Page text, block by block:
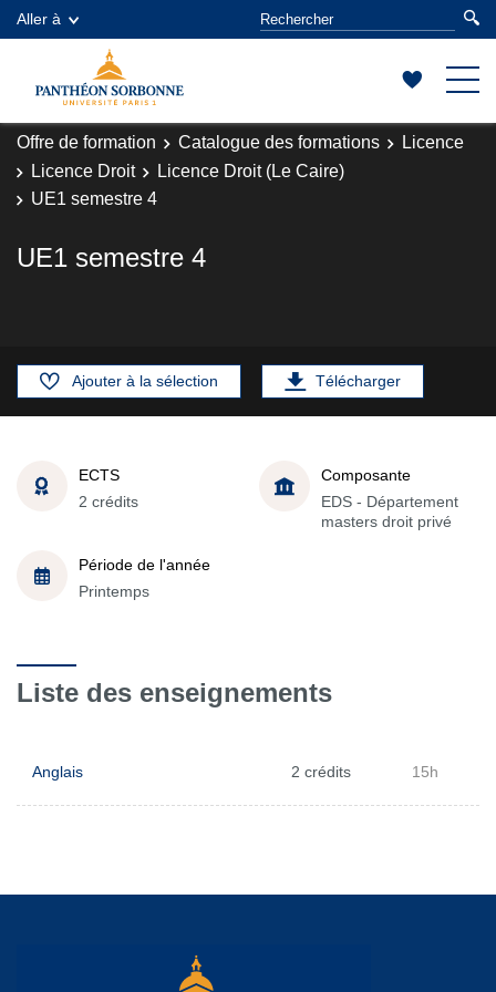
Aller à
Offre de formation Catalogue des formations
Licence
Licence Droit
Licence Droit (Le Caire)
UE1 semestre 4
UE1 semestre 4
Ajouter à la sélection Télécharger
ECTS
2 crédits
Composante
EDS - Département
masters droit privé
Période de l'année
Printemps
Liste des enseignements
Anglais 2 crédits 15h